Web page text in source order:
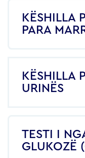
KËSHILLA
PARA
KËSHILLA
URINËS
TESTI I
GLUKOZË